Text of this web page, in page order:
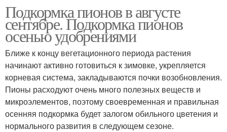
Подкормка пионов в августе
сентябре. Подкормка пионов
осенью удобрениями
Ближе к концу вегетационного периода растения
начинают активно готовиться к зимовке, укрепляется
корневая система, закладываются почки возобновления.
Пионы расходуют очень много полезных веществ и
микроэлементов, поэтому своевременная и правильная
осенняя подкормка будет залогом обильного цветения и
нормального развития в следующем сезоне.